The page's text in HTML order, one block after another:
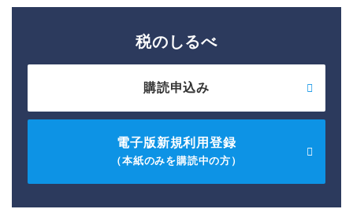
税のしるべ
購読申込み
電子版新規利用登録
（本紙のみを購読中の方）